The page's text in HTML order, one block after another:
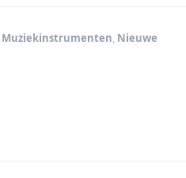
Muziekinstrumenten, Nieuwe